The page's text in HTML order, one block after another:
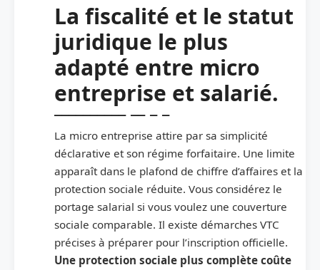
La fiscalité et le statut
juridique le plus
adapté entre micro
entreprise et salarié.
La micro entreprise attire par sa simplicité
déclarative et son régime forfaitaire. Une limite
apparaît dans le plafond de chiffre d’affaires et la
protection sociale réduite. Vous considérez le
portage salarial si vous voulez une couverture
sociale comparable. Il existe démarches VTC
précises à préparer pour l’inscription officielle.
Une protection sociale plus complète coûte